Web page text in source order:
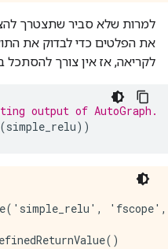
למרות שלא סביר שתצטרך
את הפלטים כדי לבדוק את
לקריאה, אז אין צורך להסתכל
output of AutoGraph.
(simple_relu))